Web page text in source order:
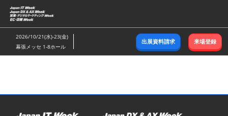
ス
キ
ッ
し
む
2026/10/21(水)-23(金)
幕張メッセ 1-8ホール
出展資料請求 来場登録